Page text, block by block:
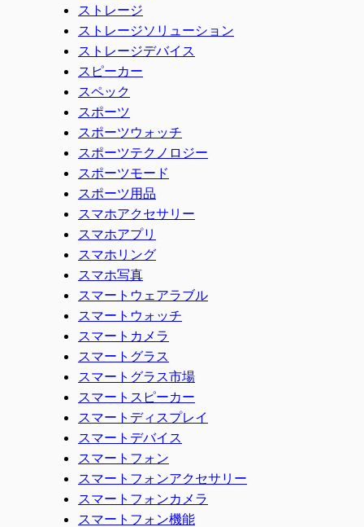
ストレージ
ストレージソリューション
ストレージデバイス
スピーカー
スペック
スポーツ
スポーツウォッチ
スポーツテクノロジー
スポーツモード
スポーツ用品
スマホアクセサリー
スマホアプリ
スマホリング
スマホ写真
スマートウェアラブル
スマートウォッチ
スマートカメラ
スマートグラス
スマートグラス市場
スマートスピーカー
スマートディスプレイ
スマートデバイス
スマートフォン
スマートフォンアクセサリー
スマートフォンカメラ
スマートフォン機能